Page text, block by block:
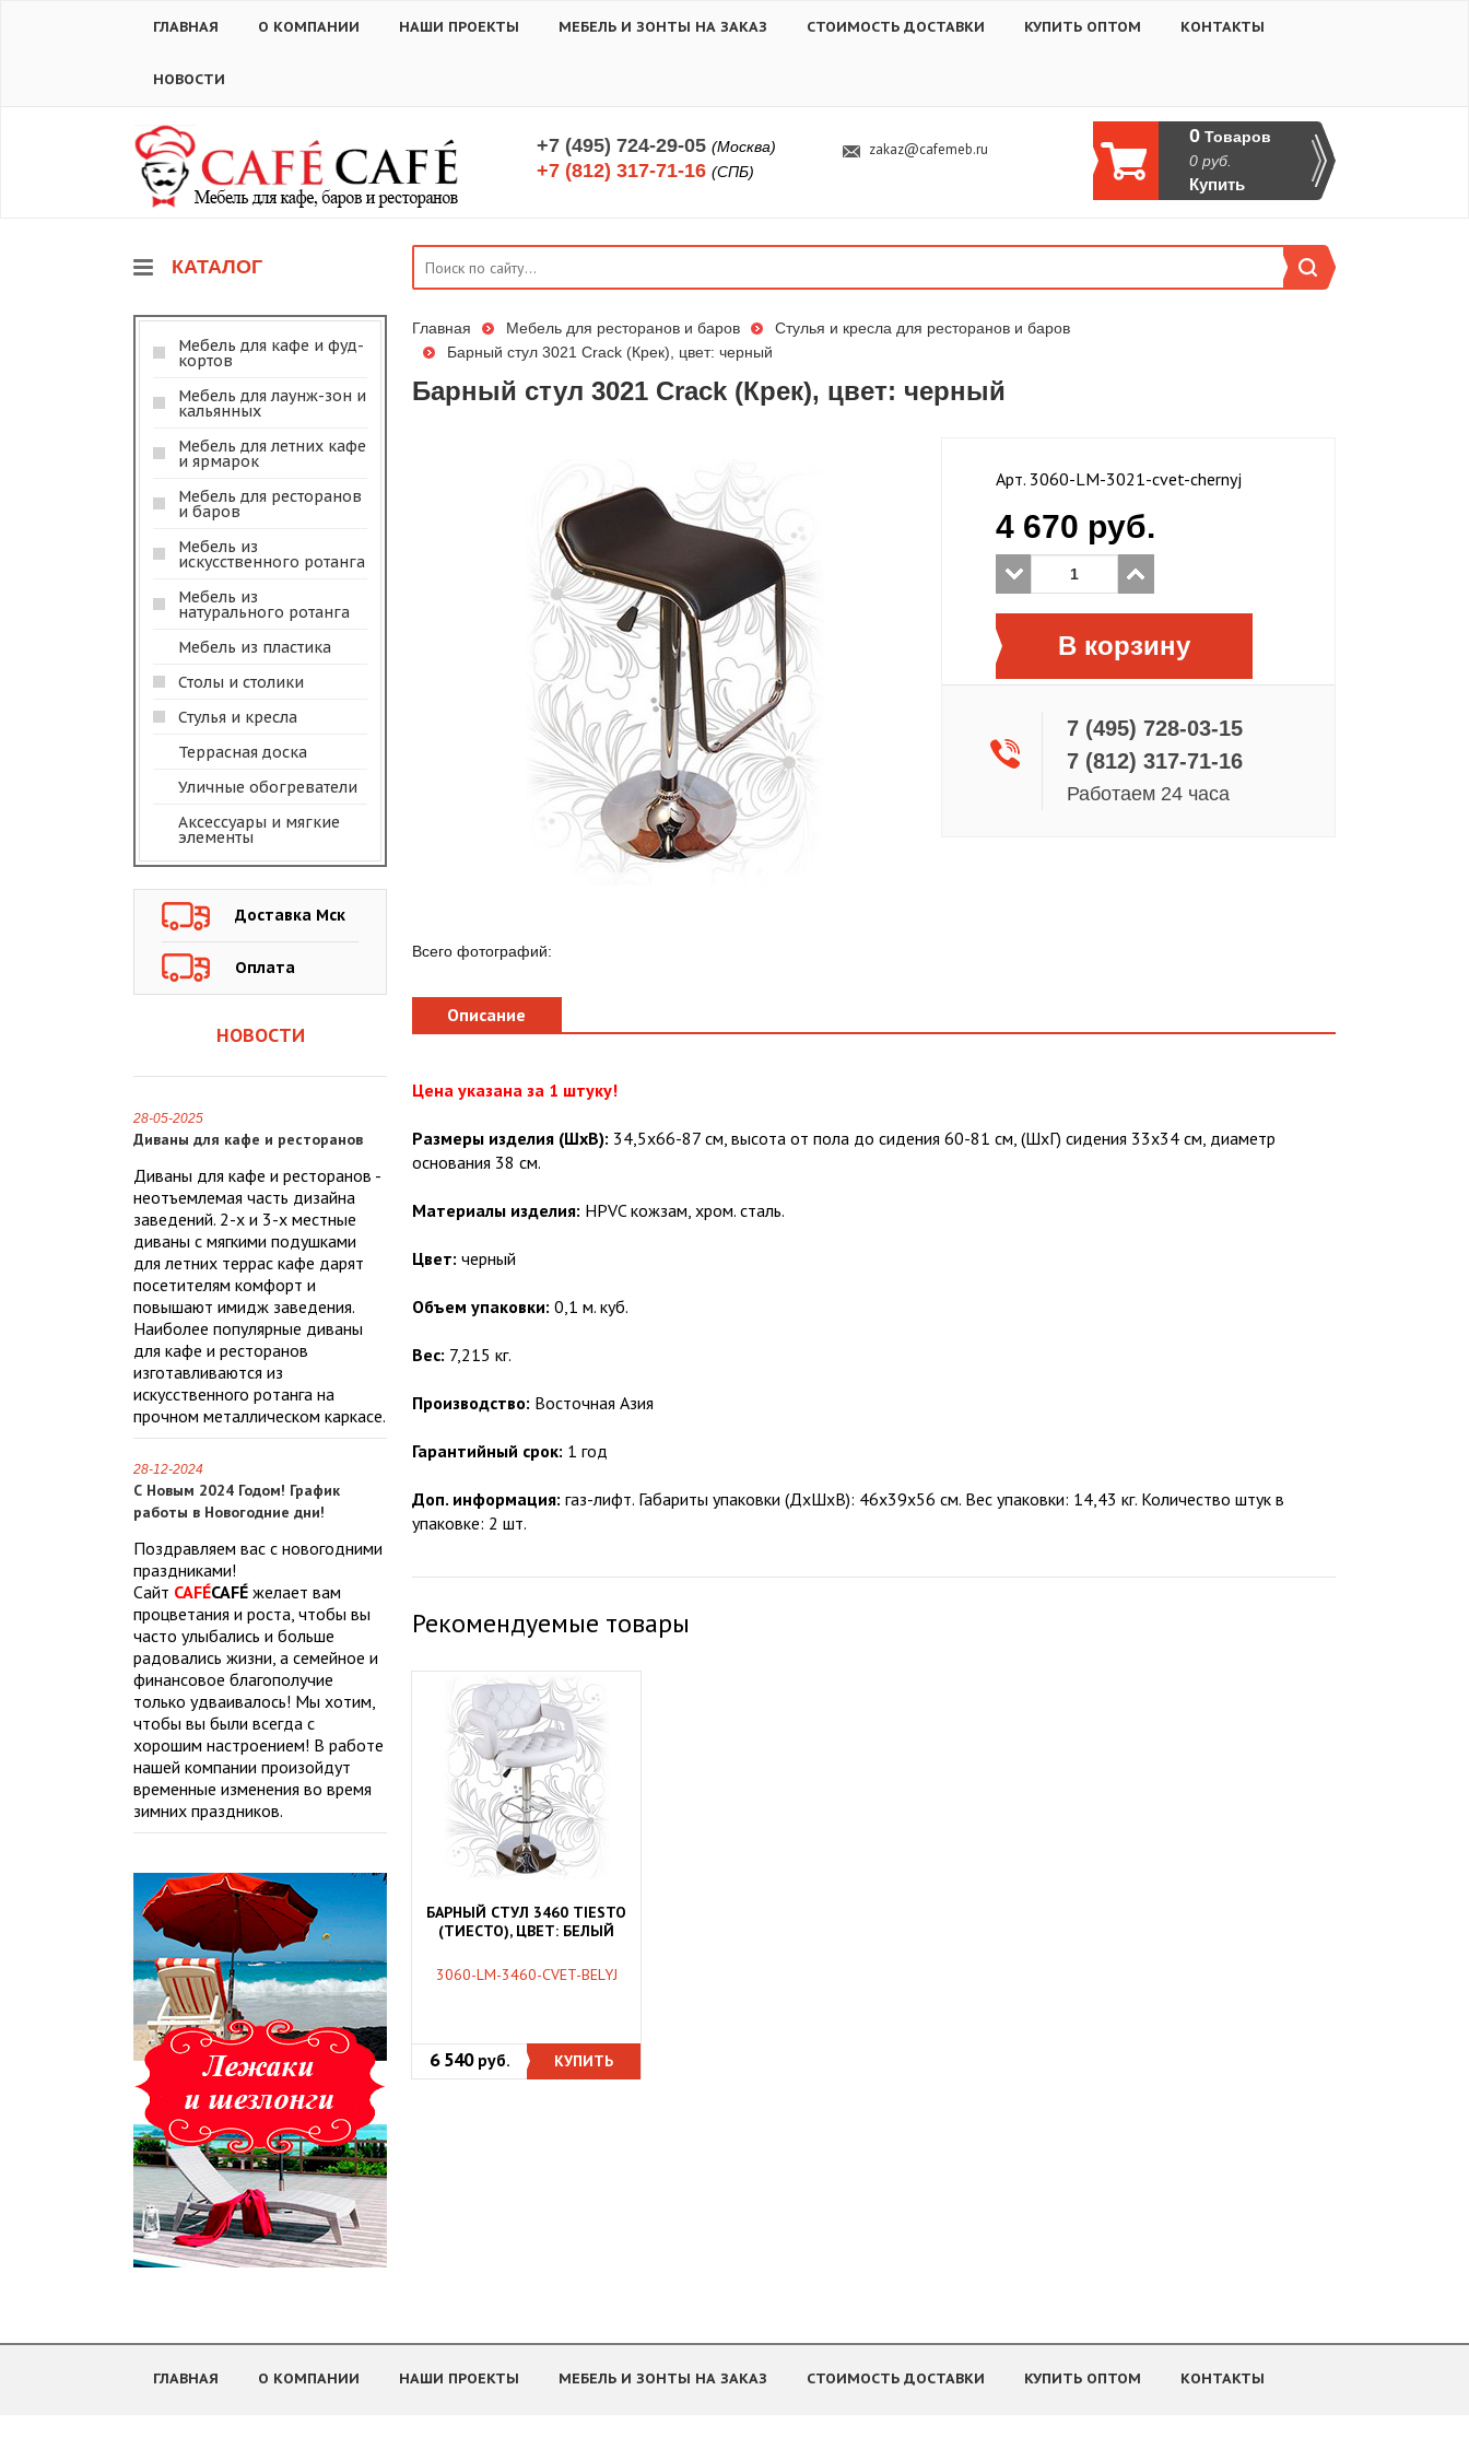
ГЛАВНАЯ О КОМПАНИИ НАШИ ПРОЕКТЫ МЕБЕЛЬ И ЗОНТЫ НА ЗАКАЗ СТОИМОСТЬ ДОСТАВКИ КУПИТЬ ОПТОМ КОНТАКТЫ
НОВОСТИ
+7 (495) 724-29-05 (Москва)
+7 (812) 317-71-16 (СПБ)
zakaz@cafemeb.ru
0 Товаров
0 руб.
Купить
КАТАЛОГ
Мебель для кафе и фуд-
кортов
Мебель для лаунж-зон и
кальянных
Мебель для летних кафе
и ярмарок
Мебель для ресторанов
и баров
Мебель из
искусственного ротанга
Мебель из
натурального ротанга
Мебель из пластика
Столы и столики
Стулья и кресла
Террасная доска
Уличные обогреватели
Аксессуары и мягкие
элементы
Доставка Мск
Оплата
НОВОСТИ
28-05-2025
Диваны для кафе и ресторанов
Диваны для кафе и ресторанов -
неотъемлемая часть дизайна
заведений. 2-х и 3-х местные
диваны с мягкими подушками
для летних террас кафе дарят
посетителям комфорт и
повышают имидж заведения.
Наиболее популярные диваны
для кафе и ресторанов
изготавливаются из
искусственного ротанга на
прочном металлическом каркасе.
28-12-2024
С Новым 2024 Годом! График
работы в Новогодние дни!
Поздравляем вас с новогодними
праздниками!
Сайт CAFÉCAFÉ желает вам
процветания и роста, чтобы вы
часто улыбались и больше
радовались жизни, а семейное и
финансовое благополучие
только удваивалось! Мы хотим,
чтобы вы были всегда с
хорошим настроением! В работе
нашей компании произойдут
временные изменения во время
зимних праздников.
Главная Мебель для ресторанов и баров
Стулья и кресла для ресторанов и баров
Барный стул 3021 Crack (Крек), цвет: черный
Барный стул 3021 Crack (Крек), цвет: черный
Всего фотографий:
Aрт. 3060-LM-3021-cvet-chernyj
4 670 руб.
В корзину
7 (495) 728-03-15
7 (812) 317-71-16
Работаем 24 часа
Описание
Цена указана за 1 штуку!
Размеры изделия (ШхВ): 34,5х66-87 см, высота от пола до сидения 60-81 см, (ШхГ) сидения 33х34 см, диаметр
основания 38 см.
Материалы изделия: HPVC кожзам, хром. сталь.
Цвет: черный
Объем упаковки: 0,1 м. куб.
Вес: 7,215 кг.
Производство: Восточная Азия
Гарантийный срок: 1 год
Доп. информация: газ-лифт. Габариты упаковки (ДхШхВ): 46х39х56 см. Вес упаковки: 14,43 кг. Количество штук в
упаковке: 2 шт.
Рекомендуемые товары
БАРНЫЙ СТУЛ 3460 TIESTO
(ТИЕСТО), ЦВЕТ: БЕЛЫЙ
3060-LM-3460-CVET-BELYJ
6 540 руб. КУПИТЬ
ГЛАВНАЯ О КОМПАНИИ НАШИ ПРОЕКТЫ МЕБЕЛЬ И ЗОНТЫ НА ЗАКАЗ СТОИМОСТЬ ДОСТАВКИ КУПИТЬ ОПТОМ КОНТАКТЫ